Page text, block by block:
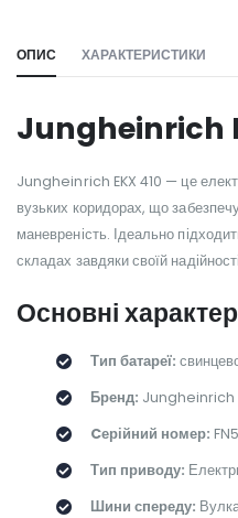
ОПИС ХАРАКТЕРИСТИКИ
Jungheinrich
Jungheinrich EKX 410 — це
вузьких коридорах, що
маневреність. Ідеально
складах завдяки своїй
Основні
Тип батареї:
Бренд: Jungheinrich
Cерійний номер:
Тип приводу:
Шини спереду: